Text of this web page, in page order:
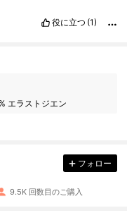
役に立つ (1)
エラストジエン
フォロー
9.5K 回数目のご購入